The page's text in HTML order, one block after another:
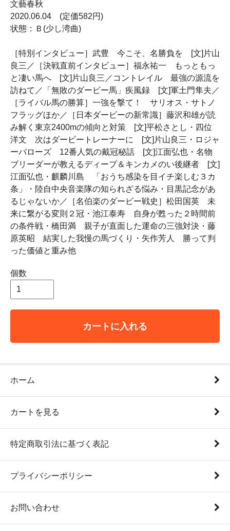
文藝春秋
2020.06.04 (定価582円)
状態：Ｂ(少し湾曲)
［特別インタビュー］武豊 今こそ、名勝負を [文]片山
良三／［決戦直前インタビュー］福永祐一 もっともっ
と凄い馬へ [文]片山良三／コントレイル 最強の源流を
訪ねて／「無敗のダービー馬」疾風録 [文]軍土門隼夫／
［ライバル馬の勝算］一強を撃て！ サリオス・サトノ
フラッグほか／［日本ダービーの新常識］藤沢和雄が読
み解く東京2400mの傾向と対策 [文]平松さとし・四位
洋文 次はダービートレーナーに [文]片山良三・ロジャ
ーバローズ 12番人気の戴冠秘話 [文]江面弘也・名物
ブリーダーが教えるディープ＆キンカメのい後継者 [文]
江面弘也・麒麟川島 「おうち感染を目イチ楽しむ３カ
条」・陸自中央音楽隊の知られざる悩み・目黒記念があ
るじゃないか／［名伯楽のダービー戦史］松田国英 未
来に繋がる変則２冠・池江泰寿 自身が甦った２時間前
の条件戦・橋田満 親子が直面した運命の三強対決・藤
原英昭 結実した我慢の馬づくり・矢作芳人 勝って判
った価値と重み他
個数
カートに入れる
ホーム
カートを見る
特定商取引法に基づく表記
プライバシーポリシー
お問い合わせ